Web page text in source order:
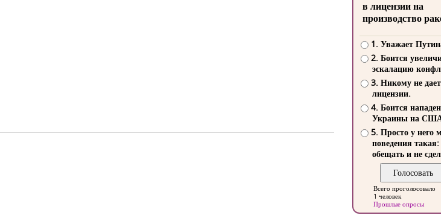
в лицензии на
производство
1. Уважает
2. Боится
эскалацию
3. Никому не
лицензии.
4. Боится
Украины на
5. Просто у него
поведения такая:
обещать и не
Всего проголосовало
1 человек
Прошлые опросы